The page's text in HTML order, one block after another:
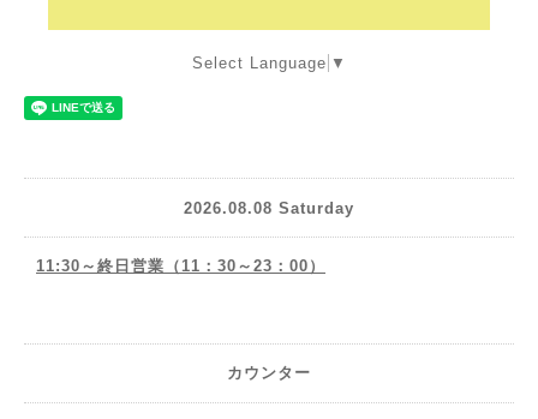
Select Language ▼
2026.08.08 Saturday
11:30～終日営業（11：30～23：00）
カウンター